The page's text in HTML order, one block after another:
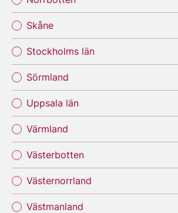
Skåne
Stockholms län
Sörmland
Uppsala län
Värmland
Västerbotten
Västernorrland
Västmanland